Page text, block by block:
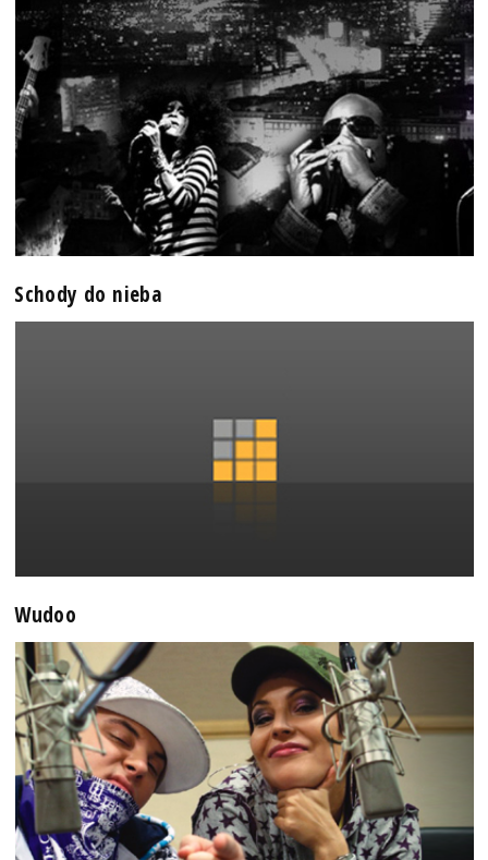
Schody do nieba
Wudoo